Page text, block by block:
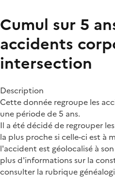
Cumul sur 5
accidents
intersection
Description
Cette donnée regroupe les
une période de 5 ans.
Il a été décidé de regrouper
la plus proche si celle-ci est à
l'accident est géolocalisé à
plus d'informations sur la
consulter la rubrique